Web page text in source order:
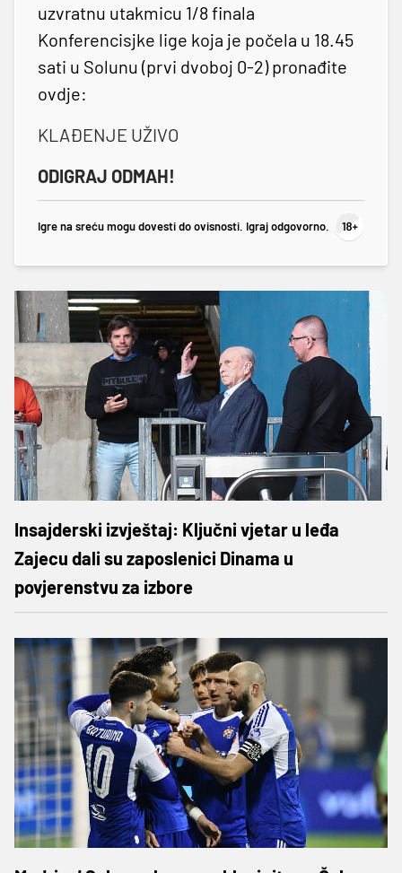
uzvratnu utakmicu 1/8 finala
Konferencisjke lige koja je počela u 18.45
sati u Solunu (prvi dvoboj 0-2) pronađite
ovdje:
KLAĐENJE UŽIVO
ODIGRAJ ODMAH!
Igre na sreću mogu dovesti do ovisnosti. Igraj odgovorno.
Insajderski izvještaj: Ključni vjetar u leđa
Zajecu dali su zaposlenici Dinama u
povjerenstvu za izbore